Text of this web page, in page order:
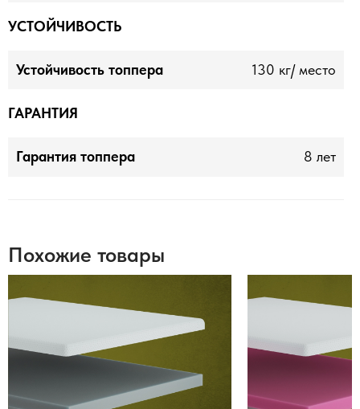
УСТОЙЧИВОСТЬ
Устойчивость топпера 130 кг/ место
ГАРАНТИЯ
Гарантия топпера 8 лет
Похожие товары